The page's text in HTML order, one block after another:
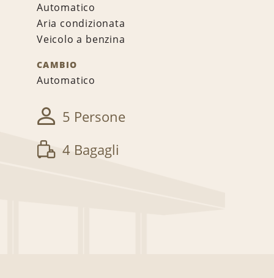
Automatico
Aria condizionata
Veicolo a benzina
CAMBIO
Automatico
5 Persone
4 Bagagli